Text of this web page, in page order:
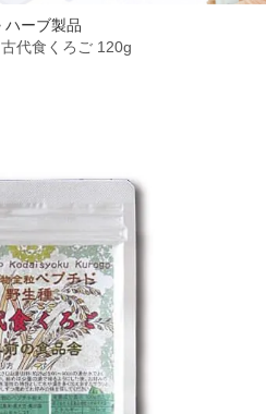
ハーブ製品
古代食くろご 120g